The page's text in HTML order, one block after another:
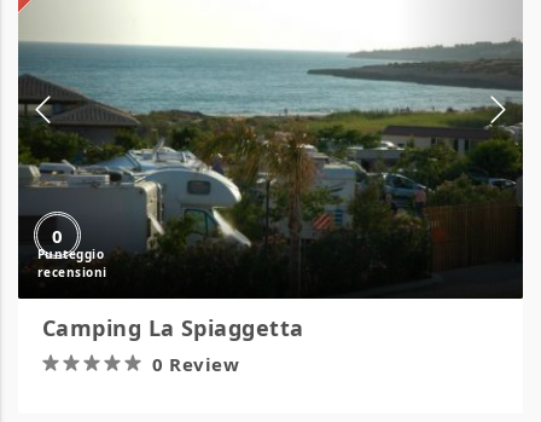
0
Camping La Spiaggetta
0 Review